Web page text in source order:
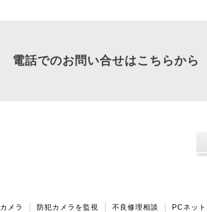
電話でのお問い合せはこちらから
メラ 防犯カメラを監視 不良修理相談 PCネッ